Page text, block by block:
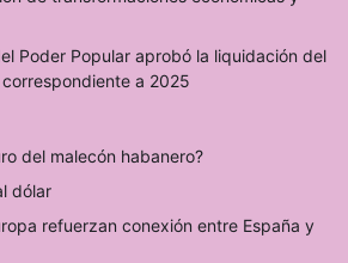
Poder Popular aprobó la liquidación del
a 2025
del malecón habanero?
dólar
refuerzan conexión entre España y